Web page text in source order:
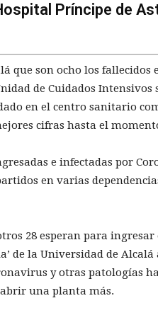
Príncipe de
que son ocho los fallecidos
de Cuidados Intensivos
en el centro sanitario
cifras hasta el
e infectadas por
en varias
28 esperan para
de la Universidad de Alcalá
y otras patologías
una planta más.